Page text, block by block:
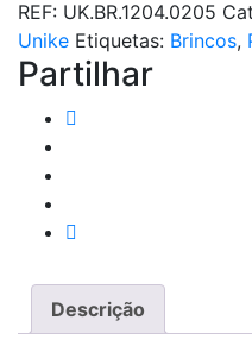
Day
Solitaire
Prateado
REF: UK.BR.1204.0205
Unike Etiquetas: Brincos,
Partilhar
Descrição